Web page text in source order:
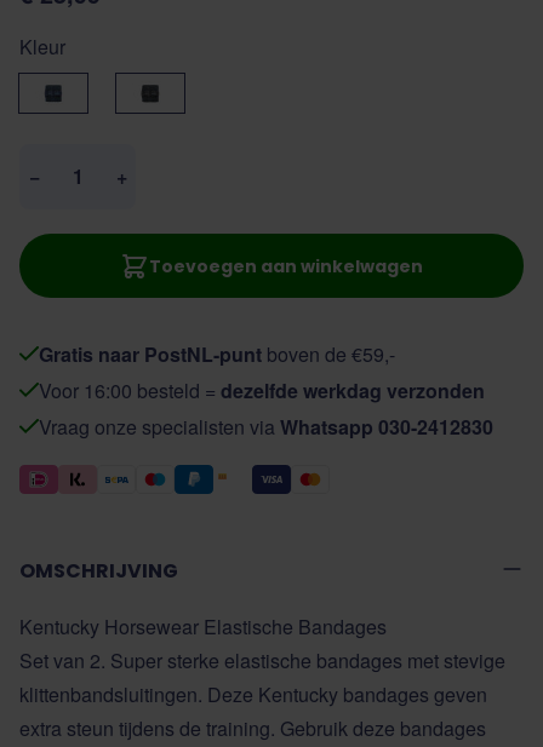
Kleur
Navy
zwart
− +
Toevoegen aan winkelwagen
Gratis naar PostNL-punt boven de €59,-
Voor 16:00 besteld = dezelfde werkdag verzonden
Vraag onze specialisten via Whatsapp 030-2412830
OMSCHRIJVING
Kentucky Horsewear Elastische Bandages
Set van 2. Super sterke elastische bandages met stevige
klittenbandsluitingen. Deze Kentucky bandages geven
extra steun tijdens de training. Gebruik deze bandages